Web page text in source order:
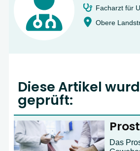
Facharzt für
Obere
Diese Artikel
geprüft:
Das